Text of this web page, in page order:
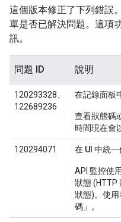
這個版本修正了下列錯誤
單是否已解決問題。這項
訊。
問題 ID 說明
120293328、
122689236
在記錄面板
查看狀態碼
時間現在會
120294071 在 UI 中統一
API 監控使
狀態 (HTTP
狀態)。使
碼」。